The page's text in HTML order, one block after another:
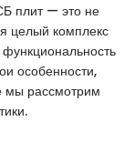
плит — это не
целый комплекс
особенности,
мы рассмотрим